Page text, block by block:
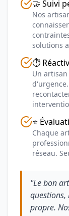
🤝 Suivi
Nos
solutions
⏱️
Un
⭐
Chaque
réseau.
"Le bon
questions,
propre.